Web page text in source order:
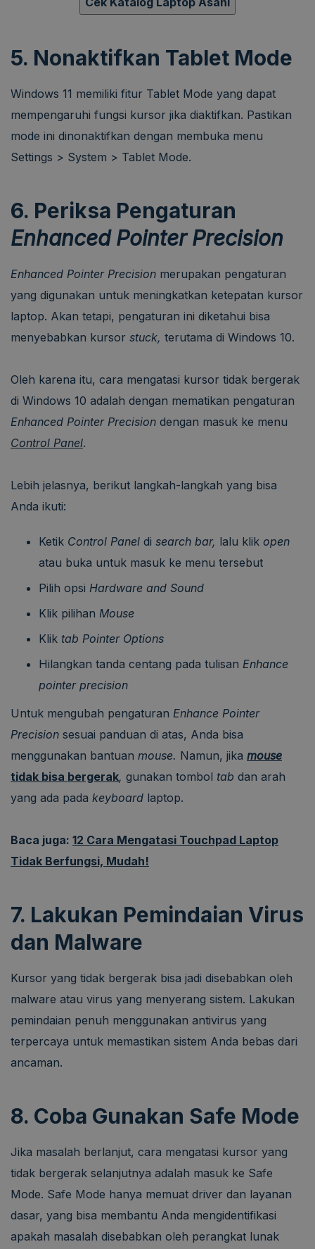
5. Nonaktifkan Tablet Mode
Windows 11 memiliki fitur Tablet Mode yang dapat
mempengaruhi fungsi kursor jika diaktifkan. Pastikan
mode ini dinonaktifkan dengan membuka menu
Settings > System > Tablet Mode.
6. Periksa Pengaturan
Enhanced Pointer Precision
Enhanced Pointer Precision merupakan pengaturan
yang digunakan untuk meningkatkan ketepatan kursor
laptop. Akan tetapi, pengaturan ini diketahui bisa
menyebabkan kursor stuck, terutama di Windows 10.
Oleh karena itu, cara mengatasi kursor tidak bergerak
di Windows 10 adalah dengan mematikan pengaturan
Enhanced Pointer Precision dengan masuk ke menu
Control Panel.
Lebih jelasnya, berikut langkah-langkah yang bisa
Anda ikuti:
Ketik Control Panel di search bar, lalu klik open
atau buka untuk masuk ke menu tersebut
Pilih opsi Hardware and Sound
Klik pilihan Mouse
Klik tab Pointer Options
Hilangkan tanda centang pada tulisan Enhance
pointer precision
Untuk mengubah pengaturan Enhance Pointer
Precision sesuai panduan di atas, Anda bisa
menggunakan bantuan mouse. Namun, jika mouse
tidak bisa bergerak, gunakan tombol tab dan arah
yang ada pada keyboard laptop.
Baca juga: 12 Cara Mengatasi Touchpad Laptop
Tidak Berfungsi, Mudah!
7. Lakukan Pemindaian Virus
dan Malware
Kursor yang tidak bergerak bisa jadi disebabkan oleh
malware atau virus yang menyerang sistem. Lakukan
pemindaian penuh menggunakan antivirus yang
terpercaya untuk memastikan sistem Anda bebas dari
ancaman.
8. Coba Gunakan Safe Mode
Jika masalah berlanjut, cara mengatasi kursor yang
tidak bergerak selanjutnya adalah masuk ke Safe
Mode. Safe Mode hanya memuat driver dan layanan
dasar, yang bisa membantu Anda mengidentifikasi
apakah masalah disebabkan oleh perangkat lunak